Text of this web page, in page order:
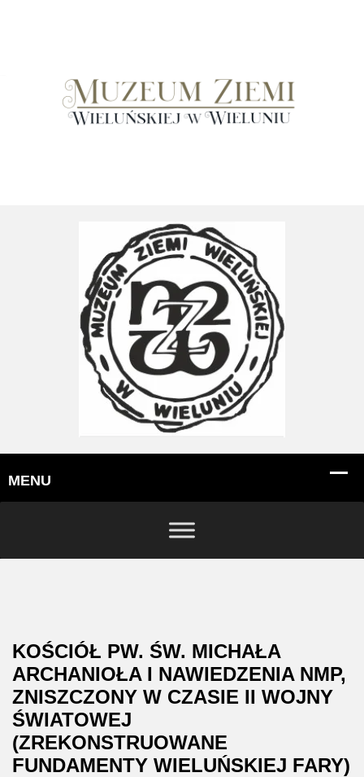
KOŚCIÓŁ PW. ŚW. MICHAŁA
ARCHANIOŁA I NAWIEDZENIA NMP,
ZNISZCZONY W CZASIE II WOJNY
ŚWIATOWEJ
(ZREKONSTRUOWANE
FUNDAMENTY WIELUŃSKIEJ FARY)